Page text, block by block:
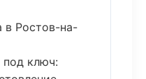
в Ростов-на-
под ключ: